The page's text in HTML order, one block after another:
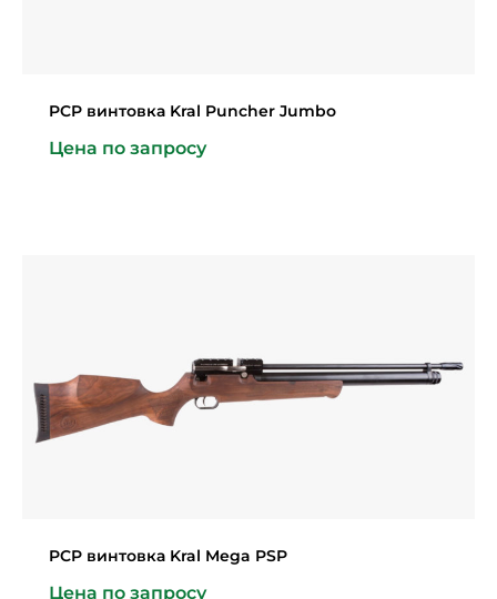
PCP винтовка Kral Puncher Jumbo
Цена по запросу
PCP винтовка Kral Mega PSP
Цена по запросу